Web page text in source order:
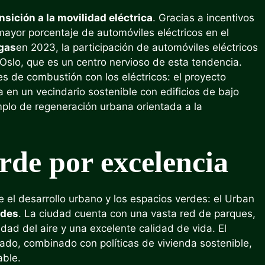
a la movilidad eléctrica. Gracias a incentivos
porcentaje de automóviles eléctricos en el
en 2023, la participación de automóviles eléctricos
que es un centro nervioso de esta tendencia.
de combustión con los eléctricos: el proyecto
en un vecindario sostenible con edificios de bajo
de regeneración urbana orientada a la
por excelencia
desarrollo urbano y los espacios verdes: el Urban
. La ciudad cuenta con una vasta red de parques,
del aire y una excelente calidad de vida. El
combinado con políticas de vivienda sostenible,